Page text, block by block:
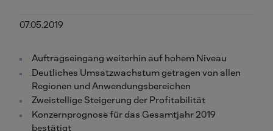
07.05.2019
Auftragseingang weiterhin auf hohem Niveau
Deutliches Umsatzwachstum getragen von allen
Regionen und Anwendungsbereichen
Zweistellige Steigerung der Profitabilität
Konzernprognose für das Gesamtjahr 2019
bestätigt